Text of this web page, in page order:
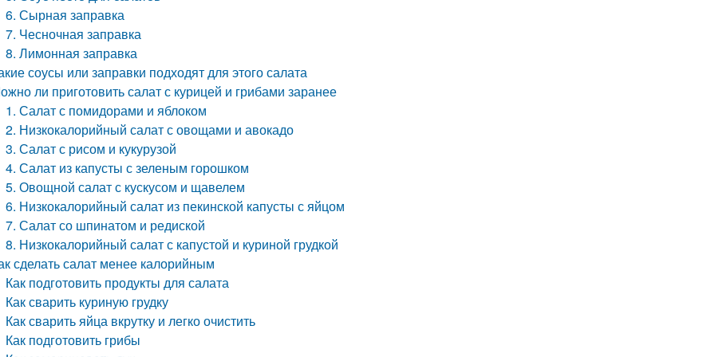
6. Сырная заправка
7. Чесночная заправка
8. Лимонная заправка
соусы или заправки подходят для этого салата
ли приготовить салат с курицей и грибами заранее
1. Салат с помидорами и яблоком
2. Низкокалорийный салат с овощами и авокадо
3. Салат с рисом и кукурузой
4. Салат из капусты с зеленым горошком
5. Овощной салат с кускусом и щавелем
6. Низкокалорийный салат из пекинской капусты с яйцом
7. Салат со шпинатом и редиской
8. Низкокалорийный салат с капустой и куриной грудкой
сделать салат менее калорийным
Как подготовить продукты для салата
Как сварить куриную грудку
Как сварить яйца вкрутку и легко очистить
Как подготовить грибы